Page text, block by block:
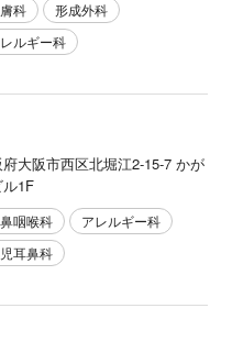
科
形成外科
ルギー科
府大阪市西区北堀江2-15-7 かが
1F
咽喉科
アレルギー科
耳鼻科